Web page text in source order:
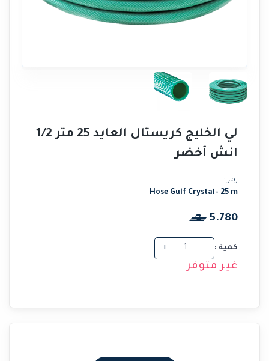
لي الخليج كريستال العايد 25 متر 1/2
انش أخضر
رمز :
Hose Gulf Crystal- 25 m
5.780
كمية : -
+
غير متوفر